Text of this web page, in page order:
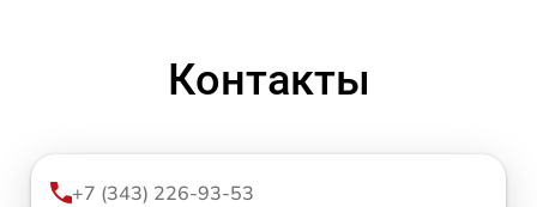
Контакты
+7 (343) 226-93-53